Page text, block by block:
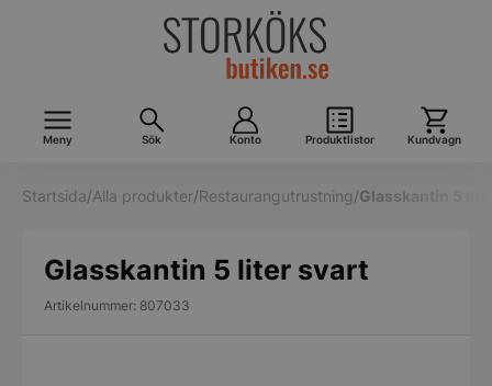
Meny Sök Konto Produktlistor Kundvagn
Startsida/Alla produkter/Restaurangutrustning/Glasskantin 5
Glasskantin 5 liter svart
Artikelnummer: 807033